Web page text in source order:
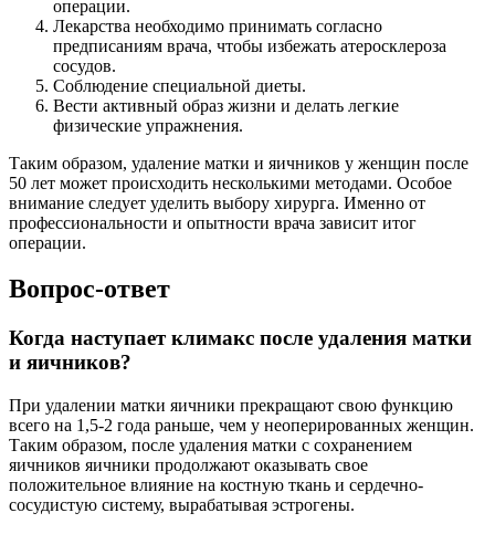
операции.
Лекарства необходимо принимать согласно
предписаниям врача, чтобы избежать атеросклероза
сосудов.
Соблюдение специальной диеты.
Вести активный образ жизни и делать легкие
физические упражнения.
Таким образом, удаление матки и яичников у женщин после
50 лет может происходить несколькими методами. Особое
внимание следует уделить выбору хирурга. Именно от
профессиональности и опытности врача зависит итог
операции.
Вопрос-ответ
Когда наступает климакс после удаления матки
и яичников?
При удалении матки яичники прекращают свою функцию
всего на 1,5-2 года раньше, чем у неоперированных женщин.
Таким образом, после удаления матки с сохранением
яичников яичники продолжают оказывать свое
положительное влияние на костную ткань и сердечно-
сосудистую систему, вырабатывая эстрогены.